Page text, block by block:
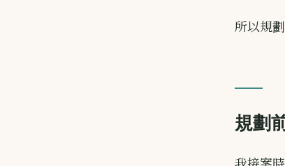
所以規
規劃